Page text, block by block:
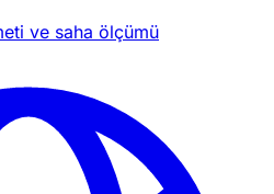
ve saha ölçümü